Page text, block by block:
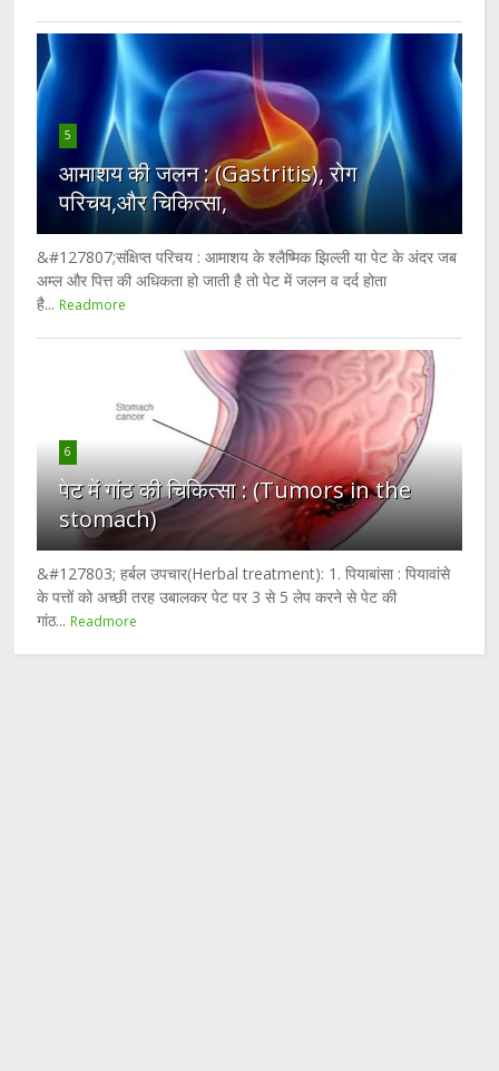
5
आमाशय की जलन : (Gastritis), रोग
परिचय,और चिकित्सा,
&#127807;संक्षिप्त परिचय : आमाशय के श्लैष्मिक झिल्ली या पेट के अंदर जब
अम्ल और पित्त की अधिकता हो जाती है तो पेट में जलन व दर्द होता
है... Readmore
6
पेट में गांठ की चिकित्सा : (Tumors in the
stomach)
&#127803; हर्बल उपचार(Herbal treatment): 1. पियाबांसा : पियावांसे
के पत्तों को अच्छी तरह उबालकर पेट पर 3 से 5 लेप करने से पेट की
गांठ... Readmore